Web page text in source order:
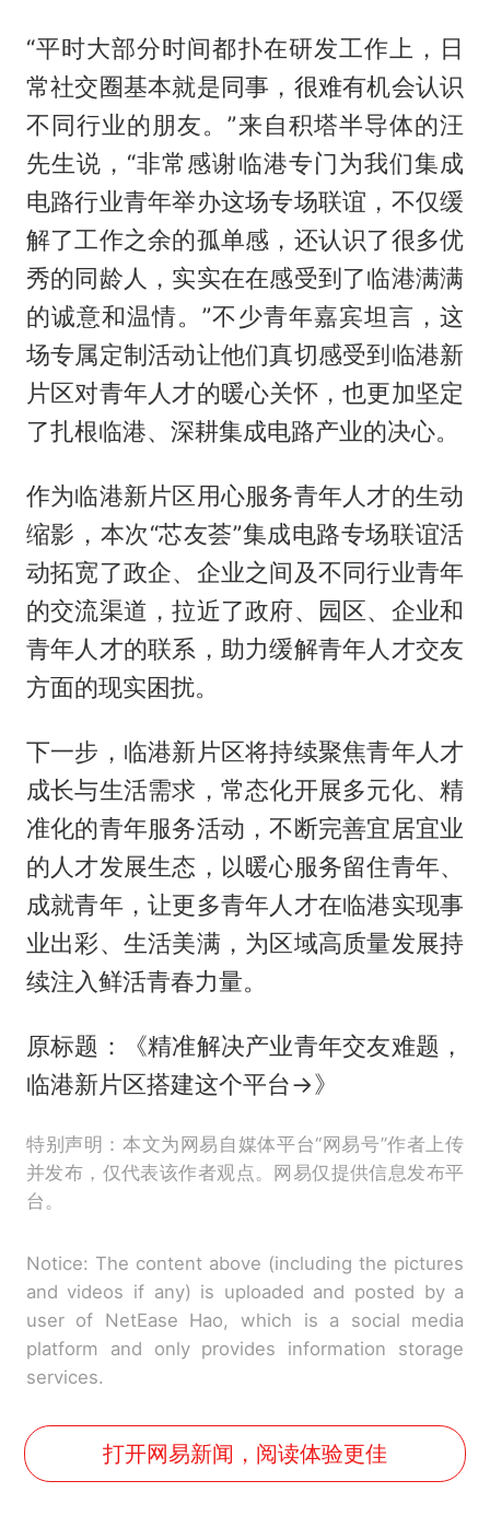
“平时大部分时间都扑在研发工作上，日
常社交圈基本就是同事，很难有机会认识
不同行业的朋友。”来自积塔半导体的汪
先生说，“非常感谢临港专门为我们集成
电路行业青年举办这场专场联谊，不仅缓
解了工作之余的孤单感，还认识了很多优
秀的同龄人，实实在在感受到了临港满满
的诚意和温情。”不少青年嘉宾坦言，这
场专属定制活动让他们真切感受到临港新
片区对青年人才的暖心关怀，也更加坚定
了扎根临港、深耕集成电路产业的决心。
作为临港新片区用心服务青年人才的生动
缩影，本次“芯友荟”集成电路专场联谊活
动拓宽了政企、企业之间及不同行业青年
的交流渠道，拉近了政府、园区、企业和
青年人才的联系，助力缓解青年人才交友
方面的现实困扰。
下一步，临港新片区将持续聚焦青年人才
成长与生活需求，常态化开展多元化、精
准化的青年服务活动，不断完善宜居宜业
的人才发展生态，以暖心服务留住青年、
成就青年，让更多青年人才在临港实现事
业出彩、生活美满，为区域高质量发展持
续注入鲜活青春力量。
原标题：《精准解决产业青年交友难题，
临港新片区搭建这个平台→》
特别声明：本文为网易自媒体平台“网易号”作者上传
并发布，仅代表该作者观点。网易仅提供信息发布平
台。
Notice: The content above (including the pictures
and videos if any) is uploaded and posted by a
user of NetEase Hao, which is a social media
platform and only provides information storage
services.
打开网易新闻，阅读体验更佳